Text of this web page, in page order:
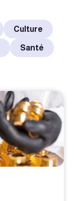
Culture
Santé